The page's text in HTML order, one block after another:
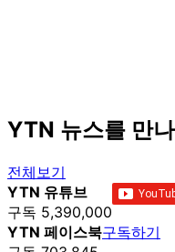
YTN 뉴스를 만
전체보기
YTN 유튜브
구독 5,390,000
YTN 페이스북구독하기